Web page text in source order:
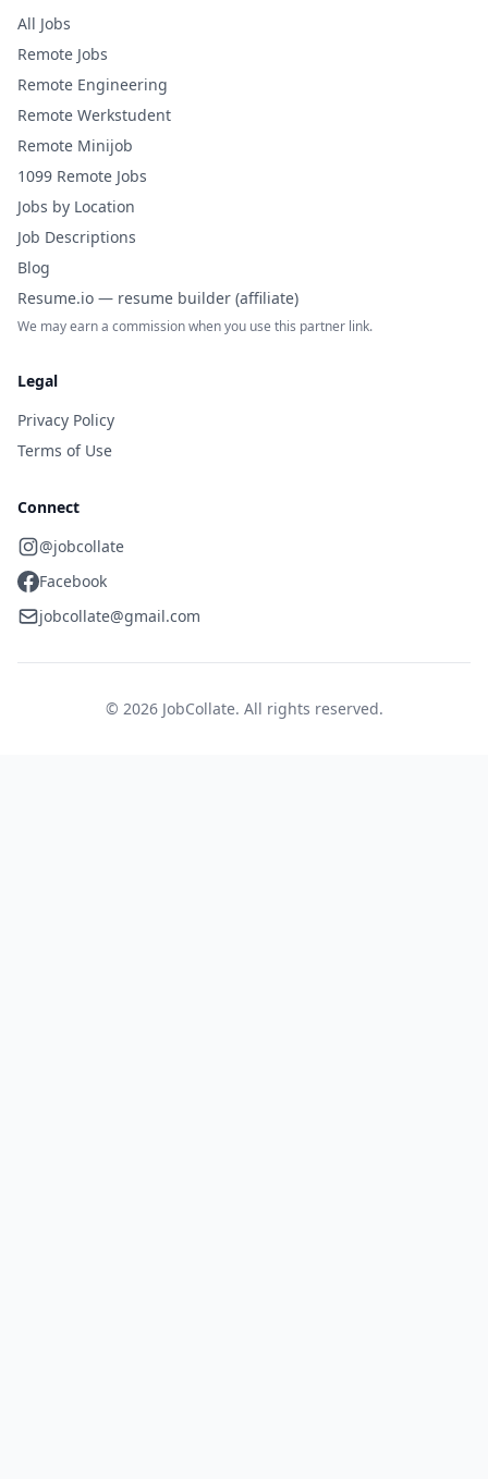
All Jobs
Remote Jobs
Remote Engineering
Remote Werkstudent
Remote Minijob
1099 Remote Jobs
Jobs by Location
Job Descriptions
Blog
Resume.io — resume builder (affiliate)
We may earn a commission when you use this partner link.
Legal
Privacy Policy
Terms of Use
Connect
@jobcollate
Facebook
jobcollate@gmail.com
© 2026 JobCollate. All rights reserved.